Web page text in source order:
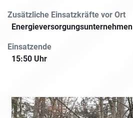
Zusätzliche Einsatzkräfte vor Ort
Energieversorgungsunternehmen
Einsatzende
15:50 Uhr